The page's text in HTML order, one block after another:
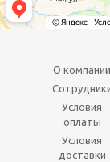
О компании
Условия
оплаты
Условия
доставки